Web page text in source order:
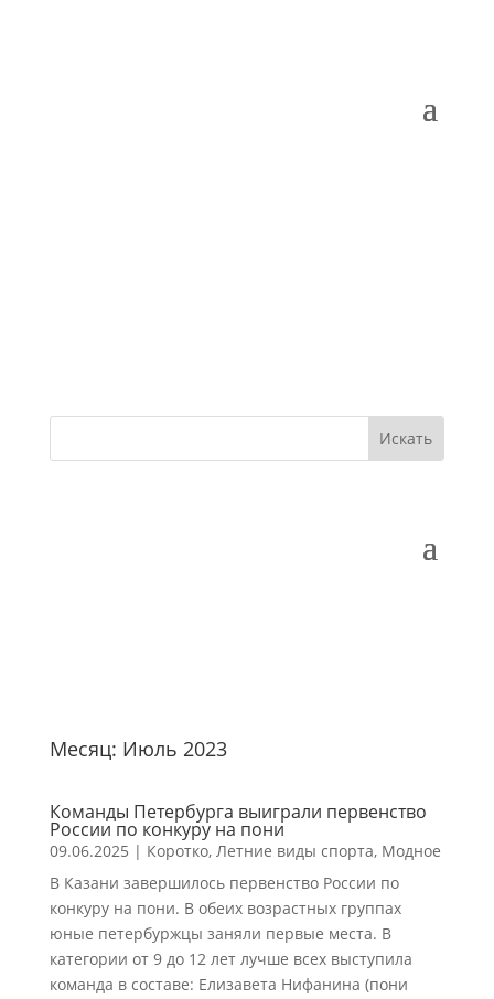
Месяц: Июль 2023
Команды Петербурга выиграли первенство
России по конкуру на пони
09.06.2025 | Коротко, Летние виды спорта, Модное
В Казани завершилось первенство России по
конкуру на пони. В обеих возрастных группах
юные петербуржцы заняли первые места. В
категории от 9 до 12 лет лучше всех выступила
команда в составе: Елизавета Нифанина (пони